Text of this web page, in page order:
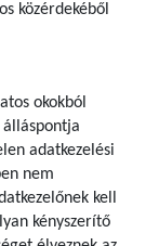
közérdekéből
okokból
adatkezelési
nem
kell
kényszerítő